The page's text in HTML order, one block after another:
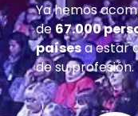
Ya hemos
de67.000
paísesa estar
de su profesión.